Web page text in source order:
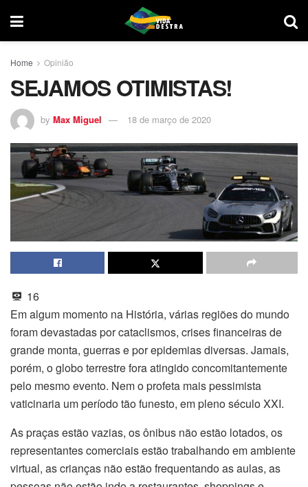
Home Opinião
SEJAMOS OTIMISTAS!
by Max Miguel 18 de março de 2020
16
Em algum momento na História, várias regiões do mundo
foram devastadas por cataclismos, crises financeiras de
grande monta, guerras e por epidemias diversas. Jamais,
porém, o globo terrestre fora atingido concomitantemente
pelo mesmo evento. Nem o profeta mais pessimista
vaticinaria um período tão funesto, em pleno século XXI.
As praças estão vazias, os ônibus não estão lotados, os
representantes comerciais estão trabalhando em ambiente
virtual, as crianças não estão frequentando as aulas, as